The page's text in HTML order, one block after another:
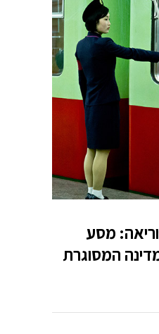
מסע
המסוגרת